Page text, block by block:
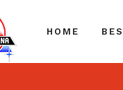
HOME